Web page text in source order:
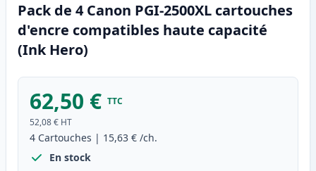
Pack de 4 Canon PGI-2500XL cartouches
d'encre compatibles haute capacité
(Ink Hero)
62,50 € TTC
52,08 € HT
4 Cartouches | 15,63 € /ch.
En stock